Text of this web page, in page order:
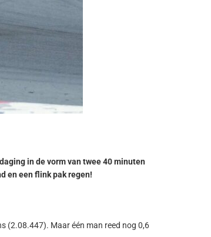
in de vorm van twee 40 minuten
en een flink pak regen!
(2.08.447). Maar één man reed nog 0,6